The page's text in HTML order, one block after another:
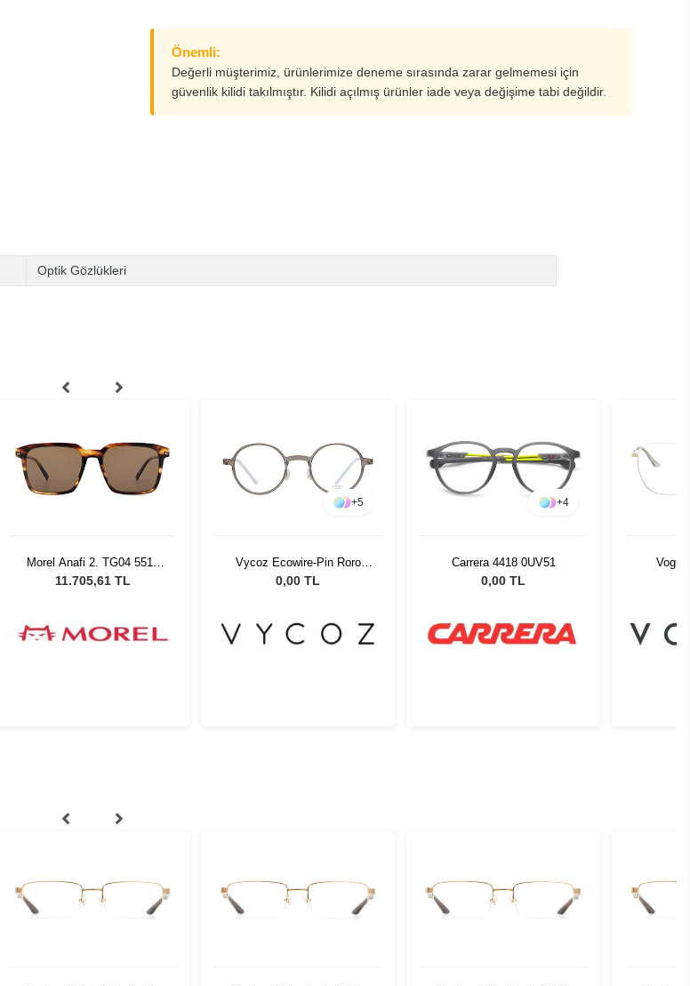
Önemli:
Değerli müşterimiz, ürünlerimize deneme sırasında zarar gelmemesi için
güvenlik kilidi takılmıştır. Kilidi açılmış ürünler iade veya değişime tabi değildir.
Optik Gözlükleri
Morel Anafi 2. TG04 5518
Unisex Güneş Gözlüğü
11.705,61 TL
+5
Vycoz Ecowire-Pin Roro
GRY 46-22 51525
0,00 TL
+4
Carrera 4418 0UV51
0,00 TL